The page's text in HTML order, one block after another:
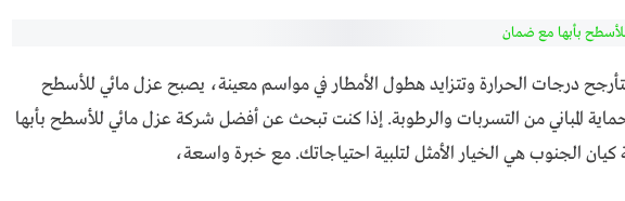
درجات الحرارة وتتزايد هطول الأمطار في مواسم معينة، يصبح عزل مائي للأسطح
المباني من التسربات والرطوبة. إذا كنت تبحث عن أفضل شركة عزل مائي للأسطح بأبها
الجنوب هي الخيار الأمثل لتلبية احتياجاتك. مع خبرة واسعة،